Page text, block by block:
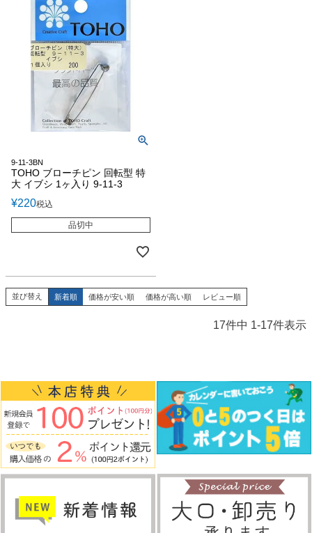
9-11-3BN
TOHO ブローチピン 回転型 特
大 イブシ 1ヶ入り 9-11-3
¥220税込
品切中
並び替え 新着順 価格が安い順 価格が高い順 レビュー順
17件中 1-17件表示